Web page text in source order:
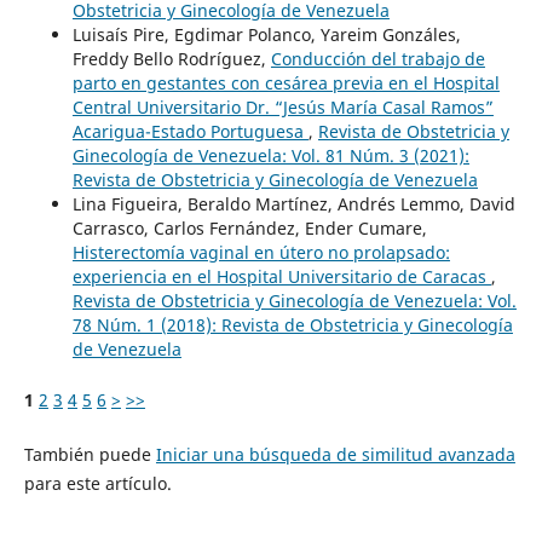
Obstetricia y Ginecología de Venezuela
Luisaís Pire, Egdimar Polanco, Yareim Gonzáles,
Freddy Bello Rodríguez, Conducción del trabajo de
parto en gestantes con cesárea previa en el Hospital
Central Universitario Dr. “Jesús María Casal Ramos”
Acarigua-Estado Portuguesa , Revista de Obstetricia y
Ginecología de Venezuela: Vol. 81 Núm. 3 (2021):
Revista de Obstetricia y Ginecología de Venezuela
Lina Figueira, Beraldo Martínez, Andrés Lemmo, David
Carrasco, Carlos Fernández, Ender Cumare,
Histerectomía vaginal en útero no prolapsado:
experiencia en el Hospital Universitario de Caracas ,
Revista de Obstetricia y Ginecología de Venezuela: Vol.
78 Núm. 1 (2018): Revista de Obstetricia y Ginecología
de Venezuela
1 2 3 4 5 6 > >>
También puede Iniciar una búsqueda de similitud avanzada
para este artículo.